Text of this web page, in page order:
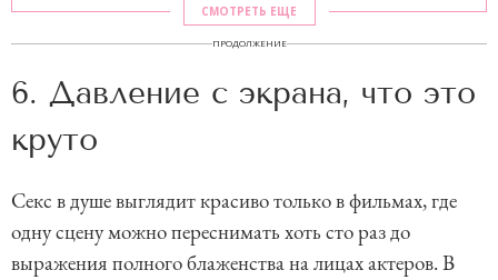
СМОТРЕТЬ ЕЩЕ
ПРОДОЛЖЕНИЕ
6. Давление с экрана, что это
круто
Секс в душе выглядит красиво только в фильмах, где
одну сцену можно переснимать хоть сто раз до
выражения полного блаженства на лицах актеров. В